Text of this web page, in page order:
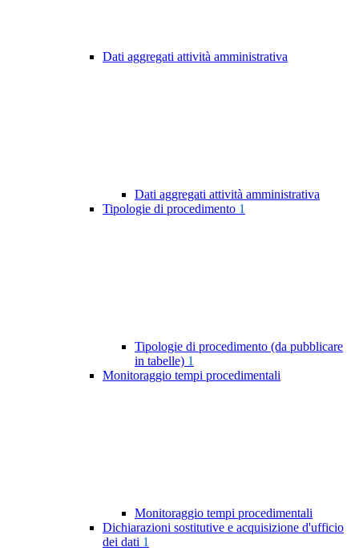
Dati aggregati attività amministrativa
Dati aggregati attività amministrativa
Tipologie di procedimento 1
Tipologie di procedimento (da pubblicare
in tabelle) 1
Monitoraggio tempi procedimentali
Monitoraggio tempi procedimentali
Dichiarazioni sostitutive e acquisizione d'ufficio
dei dati 1